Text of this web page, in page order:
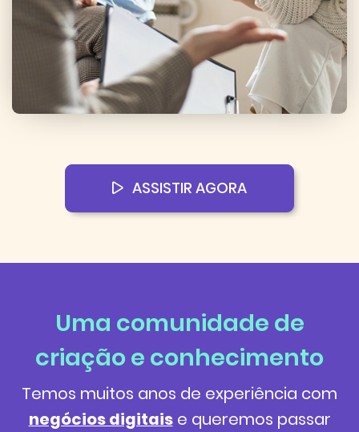
ASSISTIR AGORA
Uma comunidade de
criação e conhecimento
Temos muitos anos de experiência com
negócios digitaise queremos passar